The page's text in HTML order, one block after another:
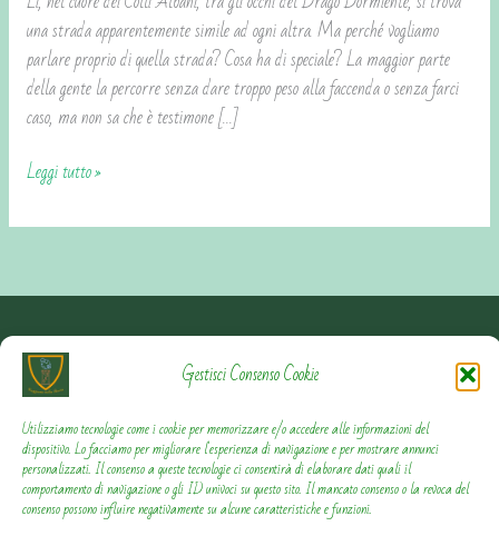
Gestisci Consenso Cookie
Utilizziamo tecnologie come i cookie per memorizzare e/o accedere alle informazioni del
dispositivo. Lo facciamo per migliorare l'esperienza di navigazione e per mostrare annunci
personalizzati. Il consenso a queste tecnologie ci consentirà di elaborare dati quali il
comportamento di navigazione o gli ID univoci su questo sito. Il mancato consenso o la revoca del
consenso possono influire negativamente su alcune caratteristiche e funzioni.
una strada apparentemente simile ad ogni altra. Ma perché vogliamo
parlare proprio di quella strada? Cosa ha di speciale? La maggior parte
della gente la percorre senza dare troppo peso alla faccenda o senza farci
caso, ma non sa che è testimone […]
gravità
Leggi tutto »
Contattami
Privacy Policy
Cookie Policy